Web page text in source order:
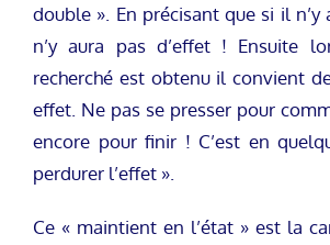
double ». En précisant que si il n’y
n’y aura pas d’effet ! Ensuite
recherché est obtenu il convient
effet. Ne pas se presser pour
encore pour finir ! C’est en
perdurer l’effet ».
Ce « maintient en l’état » est la